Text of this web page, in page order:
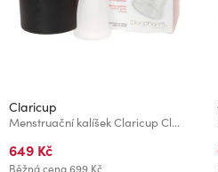
Claricup
Menstruační kalíšek Claricup Clear 0
649 Kč
Běžná cena699 Kč